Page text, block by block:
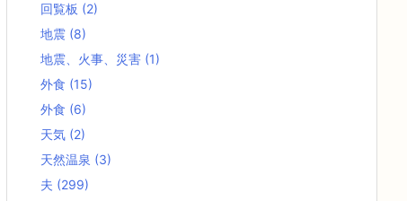
回覧板 (2)
地震 (8)
地震、火事、災害 (1)
外食 (15)
外食 (6)
天気 (2)
天然温泉 (3)
夫 (299)